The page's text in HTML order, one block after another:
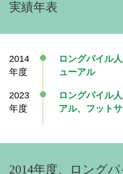
実績年表
2014
年度
ロングパイル
ューアル
2023
年度
ロングパイル
アル、フット
2014年度、ロング